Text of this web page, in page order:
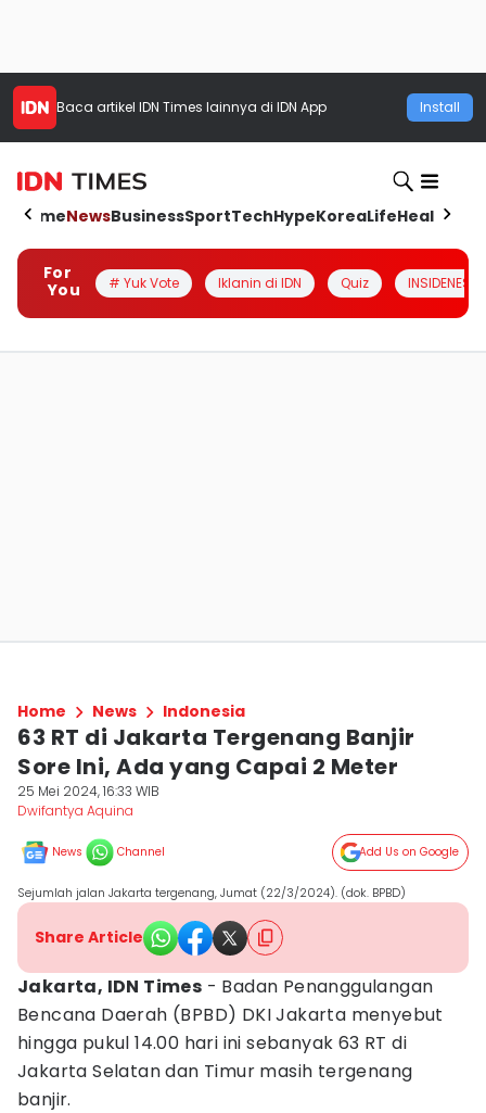
Baca artikel IDN Times lainnya di IDN App Install
HomeNewsBusinessSportTechHypeKoreaLifeHealth
For
You
# Yuk Vote Iklanin di IDN Quiz INSIDENESIA
Home News Indonesia
63 RT di Jakarta Tergenang Banjir
Sore Ini, Ada yang Capai 2 Meter
25 Mei 2024, 16:33 WIB
Dwifantya Aquina
News Channel Add Us on Google
Sejumlah jalan Jakarta tergenang, Jumat (22/3/2024). (dok. BPBD)
Share Article
Jakarta, IDN Times - Badan Penanggulangan
Bencana Daerah (BPBD) DKI Jakarta menyebut
hingga pukul 14.00 hari ini sebanyak 63 RT di
Jakarta Selatan dan Timur masih tergenang
banjir.